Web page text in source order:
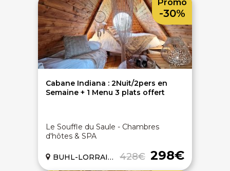
Cabane Indiana : 2Nuit/2pers en
Semaine + 1 Menu 3 plats offert
Le Souffle du Saule - Chambres
d'hôtes & SPA
428€ 298€
BUHL-LORRAINE (57)
Promo
-30%